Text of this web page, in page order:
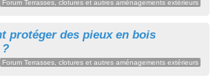
Forum Terrasses, clotures et autres aménagements extérieurs
protéger des pieux en bois
Forum Terrasses, clotures et autres aménagements extérieurs